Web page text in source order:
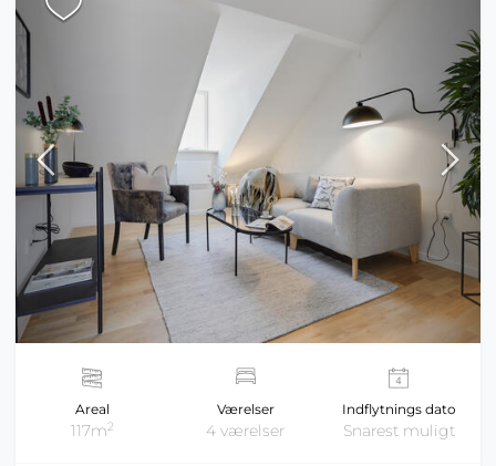
Areal
117m2
Værelser
4 værelser
Indflytnings dato
Snarest muligt